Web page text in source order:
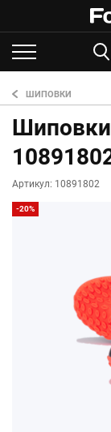
ШИПОВКИ
Шиповки
Артикул: 10891802
-20%